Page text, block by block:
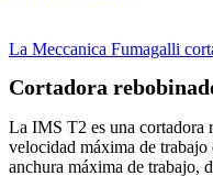
La Meccanica Fumagalli
Cortadora
La IMS T2 es una cortadora
velocidad máxima de
anchura máxima de trabajo,